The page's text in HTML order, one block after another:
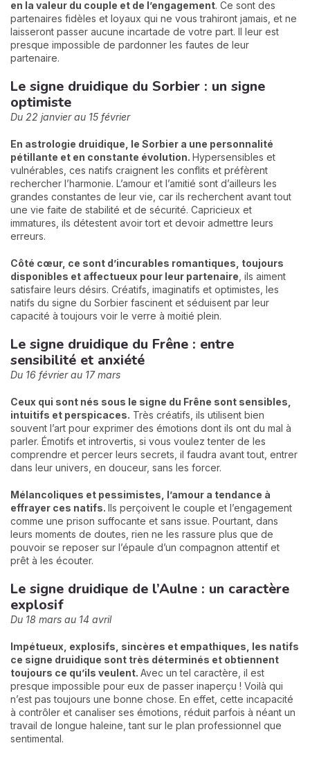
en la valeur du couple et de l’engagement. Ce sont des
partenaires fidèles et loyaux qui ne vous trahiront jamais, et ne
laisseront passer aucune incartade de votre part. Il leur est
presque impossible de pardonner les fautes de leur
partenaire.
Le signe druidique du Sorbier : un signe
optimiste
Du 22 janvier au 15 février
En astrologie druidique, le Sorbier a une personnalité
pétillante et en constante évolution. Hypersensibles et
vulnérables, ces natifs craignent les conflits et préfèrent
rechercher l’harmonie. L’amour et l’amitié sont d’ailleurs les
grandes constantes de leur vie, car ils recherchent avant tout
une vie faite de stabilité et de sécurité. Capricieux et
immatures, ils détestent avoir tort et devoir admettre leurs
erreurs.
Côté cœur, ce sont d’incurables romantiques, toujours
disponibles et affectueux pour leur partenaire , ils aiment
satisfaire leurs désirs. Créatifs, imaginatifs et optimistes, les
natifs du signe du Sorbier fascinent et séduisent par leur
capacité à toujours voir le verre à moitié plein.
Le signe druidique du Frêne : entre
sensibilité et anxiété
Du 16 février au 17 mars
Ceux qui sont nés sous le signe du Frêne sont sensibles,
intuitifs et perspicaces. Très créatifs, ils utilisent bien
souvent l’art pour exprimer des émotions dont ils ont du mal à
parler. Émotifs et introvertis, si vous voulez tenter de les
comprendre et percer leurs secrets, il faudra avant tout, entrer
dans leur univers, en douceur, sans les forcer.
Mélancoliques et pessimistes, l’amour a tendance à
effrayer ces natifs. Ils perçoivent le couple et l’engagement
comme une prison suffocante et sans issue. Pourtant, dans
leurs moments de doutes, rien ne les rassure plus que de
pouvoir se reposer sur l’épaule d’un compagnon attentif et
prêt à les écouter.
Le signe druidique de l’Aulne : un caractère
explosif
Du 18 mars au 14 avril
Impétueux, explosifs, sincères et empathiques, les natifs
ce signe druidique sont très déterminés et obtiennent
toujours ce qu’ils veulent. Avec un tel caractère, il est
presque impossible pour eux de passer inaperçu ! Voilà qui
n’est pas toujours une bonne chose. En effet, cette incapacité
à contrôler et canaliser ses émotions, réduit parfois à néant un
travail de longue haleine, tant sur le plan professionnel que
sentimental.